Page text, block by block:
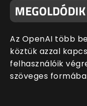
Az OpenAI több
köztük azzal
felhasználóik
szöveges